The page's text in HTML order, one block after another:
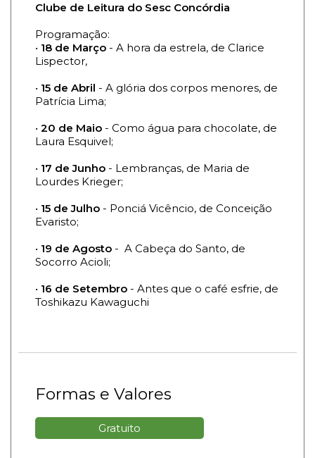
Clube de Leitura do Sesc Concórdia
Programação:
• 18 de Março - A hora da estrela, de Clarice
Lispector,
• 15 de Abril - A glória dos corpos menores, de
Patrícia Lima;
• 20 de Maio - Como água para chocolate, de
Laura Esquivel;
• 17 de Junho - Lembranças, de Maria de
Lourdes Krieger;
• 15 de Julho - Ponciá Vicêncio, de Conceição
Evaristo;
• 19 de Agosto - A Cabeça do Santo, de
Socorro Acioli;
• 16 de Setembro - Antes que o café esfrie, de
Toshikazu Kawaguchi
Formas e Valores
Gratuito